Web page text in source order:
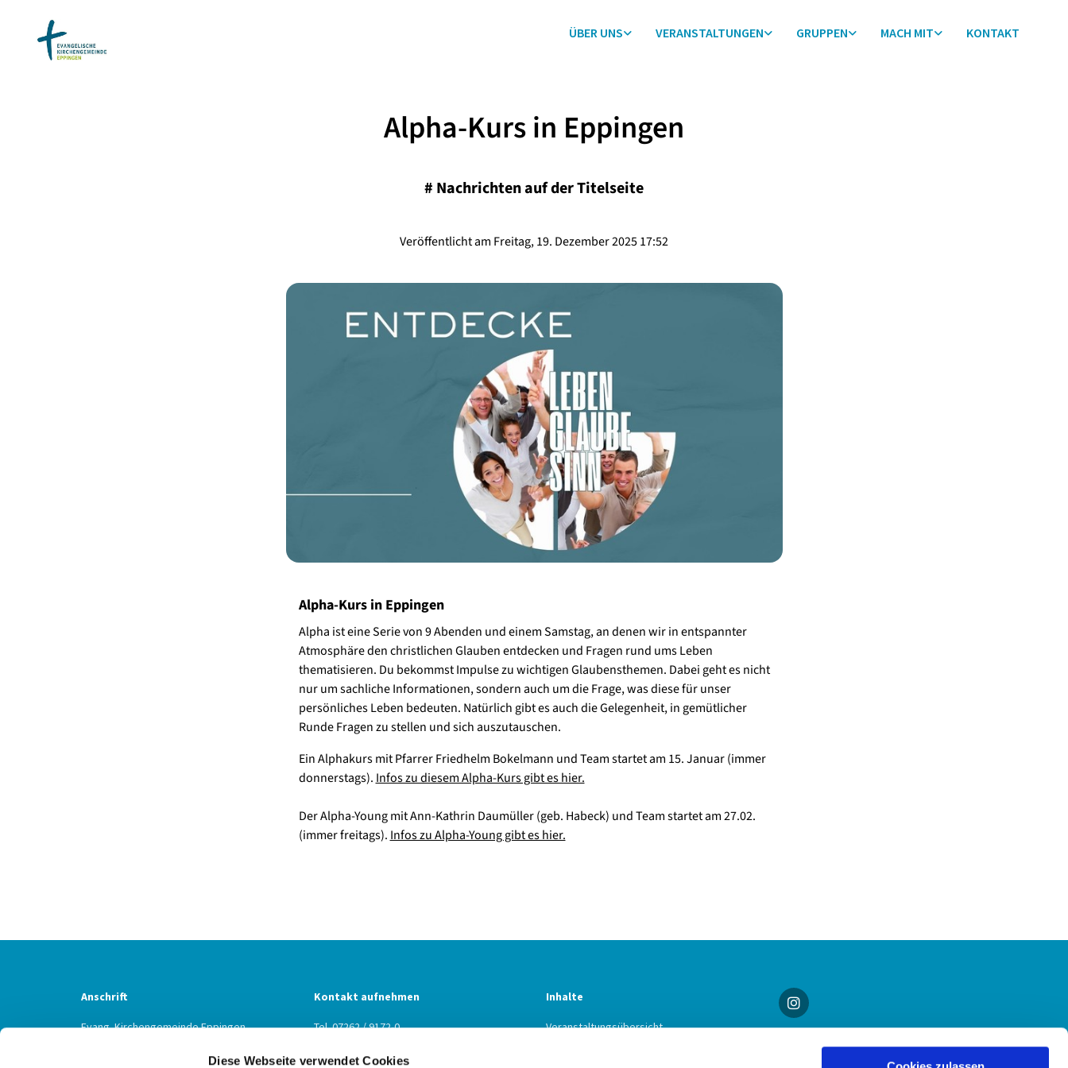
Diese Webseite verwendet Cookies
ÜBER UNS VERANSTALTUNGEN GRUPPEN MACH MIT KONTAKT
Alpha-Kurs in Eppingen
# Nachrichten auf der Titelseite
Veröffentlicht am Freitag, 19. Dezember 2025 17:52
Alpha-Kurs in Eppingen
Alpha ist eine Serie von 9 Abenden und einem Samstag, an denen wir in entspannter
Atmosphäre den christlichen Glauben entdecken und Fragen rund ums Leben
thematisieren. Du bekommst Impulse zu wichtigen Glaubensthemen. Dabei geht es nicht
nur um sachliche Informationen, sondern auch um die Frage, was diese für unser
persönliches Leben bedeuten. Natürlich gibt es auch die Gelegenheit, in gemütlicher
Runde Fragen zu stellen und sich auszutauschen.
Ein Alphakurs mit Pfarrer Friedhelm Bokelmann und Team startet am 15. Januar (immer
donnerstags). Infos zu diesem Alpha-Kurs gibt es hier.
Der Alpha-Young mit Ann-Kathrin Daumüller (geb. Habeck) und Team startet am 27.02.
(immer freitags). Infos zu Alpha-Young gibt es hier.
Anschrift
Evang. Kirchengemeinde Eppingen
Kontakt aufnehmen
Tel. 07262 / 9172-0
Eppingen@kbz.ekiba.de
Inhalte
Veranstaltungsübersicht